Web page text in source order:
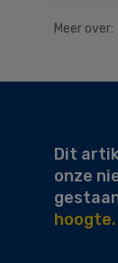
Meer over:
Dit
onze
hoogte.